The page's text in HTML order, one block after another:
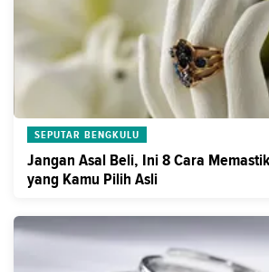
SEPUTAR BENGKULU
Jangan Asal Beli, Ini 8 Cara
yang Kamu Pilih Asli